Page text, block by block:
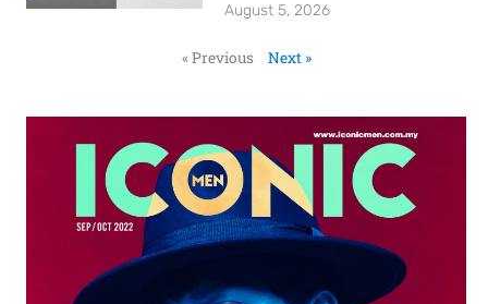
August 5, 2026
« Previous Next »